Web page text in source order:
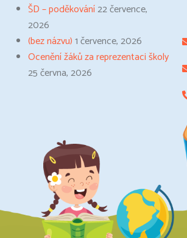
ŠD – poděkování22 července,
2026
(bez názvu)1 července, 2026
Ocenění žáků za reprezentaci školy
25 června, 2026